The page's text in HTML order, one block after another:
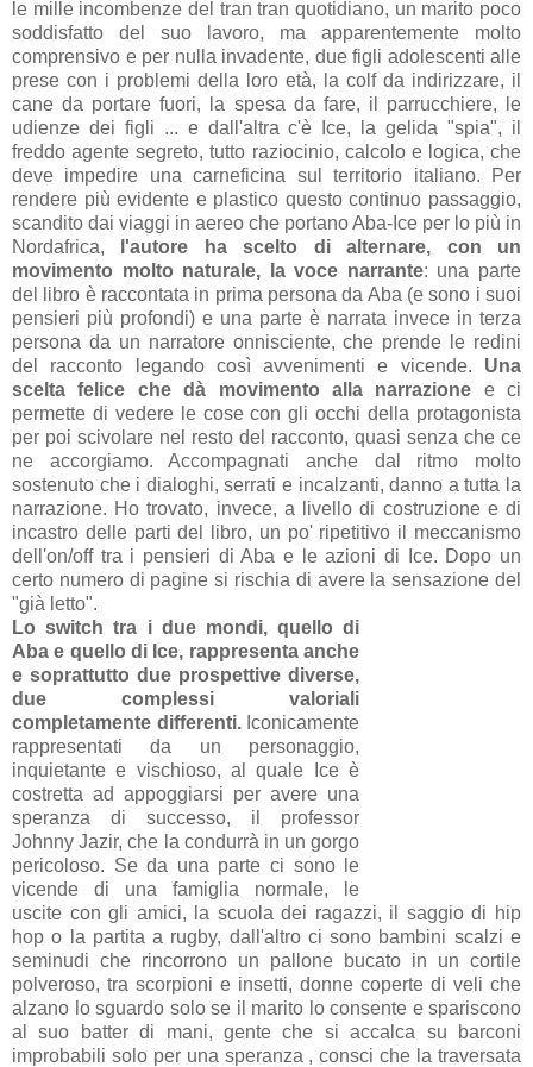
le mille incombenze del tran tran quotidiano, un marito poco
soddisfatto del suo lavoro, ma apparentemente molto
comprensivo e per nulla invadente, due figli adolescenti alle
prese con i problemi della loro età, la colf da indirizzare, il
cane da portare fuori, la spesa da fare, il parrucchiere, le
udienze dei figli ... e dall'altra c'è Ice, la gelida "spia", il
freddo agente segreto, tutto raziocinio, calcolo e logica, che
deve impedire una carneficina sul territorio italiano. Per
rendere più evidente e plastico questo continuo passaggio,
scandito dai viaggi in aereo che portano Aba-Ice per lo più in
Nordafrica,
l'autore ha scelto di alternare, con un
movimento molto naturale, la voce narrante: una parte
del libro è raccontata in prima persona da Aba (e sono i suoi
pensieri più profondi) e una parte è narrata invece in terza
persona da un narratore onnisciente, che prende le redini
del racconto legando così avvenimenti e vicende. Una
scelta felice che dà movimento alla narrazione e ci
permette di vedere le cose con gli occhi della protagonista
per poi scivolare nel resto del racconto, quasi senza che ce
ne accorgiamo. Accompagnati anche dal ritmo molto
sostenuto che i dialoghi, serrati e incalzanti, danno a tutta la
narrazione. Ho trovato, invece, a livello di costruzione e di
incastro delle parti del libro, un po' ripetitivo il meccanismo
dell'on/off tra i pensieri di Aba e le azioni di Ice. Dopo un
certo numero di pagine si rischia di avere la sensazione del
"già letto".
Lo switch tra i due mondi, quello di
Aba e quello di Ice, rappresenta anche
e soprattutto due prospettive diverse,
due complessi valoriali
completamente differenti.Iconicamente
rappresentati da un personaggio,
inquietante e vischioso, al quale Ice è
costretta ad appoggiarsi per avere una
speranza di successo, il professor
Johnny Jazir, che la condurrà in un gorgo
pericoloso. Se da una parte ci sono le
vicende di una famiglia normale, le
uscite con gli amici, la scuola dei ragazzi, il saggio di hip
hop o la partita a rugby, dall'altro ci sono bambini scalzi e
seminudi che rincorrono un pallone bucato in un cortile
polveroso, tra scorpioni e insetti, donne coperte di veli che
alzano lo sguardo solo se il marito lo consente e spariscono
al suo batter di mani, gente che si accalca su barconi
improbabili solo per una speranza , consci che la traversata